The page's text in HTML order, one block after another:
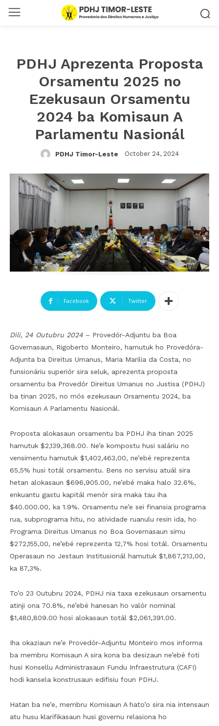
PDHJ Aprezenta Proposta
Orsamentu 2025 no
Ezekusaun Orsamentu
2024 ba Komisaun A
Parlamentu Nasionál
PDHJ Timor-Leste October 24, 2024
Facebook Twitter
Dili, 24 Outubru 2024 – Provedór-Adjuntu ba Boa
Governasaun, Rigoberto Monteiro, hamutuk ho Provedóra-
Adjunta ba Direitus Umanus, Maria Marilia da Costa, no
funsionáriu superiór sira seluk, aprezenta proposta
orsamentu ba Provedór Direitus Umanus no Justisa (PDHJ)
ba tinan 2025, no mós ezekusaun Orsamentu 2024, ba
Komisaun A Parlamentu Nasionál.
Proposta alokasaun orsamentu ba PDHJ iha tinan 2025
hamutuk $2,139,368.00. Ne’e kompostu husi saláriu no
vensimentu hamutuk $1,402,463,00, ne’ebé reprezenta
65,5% husi totál orsamentu. Bens no servisu atuál sira
hetan alokasaun $696,905.00, ne’ebé maka halo 32.6%,
enkuantu gastu kapitál menór sira maka tau iha
$40.000.00, ka 1.9%. Orsamentu ne’e sei finansia programa
rua, subprograma hitu, no atividade ruanulu resin ida, ho
Programa Direitus Umanus no Boa Governasaun simu
$272,155,00, ne’ebé reprezenta 12,7% hosi totál. Orsamentu
Operasaun no Jestaun Institusionál hamutuk $1,867,213,00,
ka 87,3%.
To’o 23 Outubru 2024, PDHJ nia taxa ezekusaun orsamentu
atinji ona 70.8%, ne’ebé hanesan ho valór nominal
$1,480,809.00 hosi alokasaun totál $2,061,391.00.
Iha okaziaun ne’e Provedór-Adjuntu Monteiro mos informa
ba membru Komisaun A sira kona ba desizaun ne’ebé foti
husi Konsellu Administrasaun Fundu Infraestrutura (CAFI)
hodi kansela konstrusaun edifisiu foun PDHJ.
Hatan ba ne’e, membru Komisaun A hato’o sira nia intensaun
atu husu klarifikasaun husi governu relasiona ho